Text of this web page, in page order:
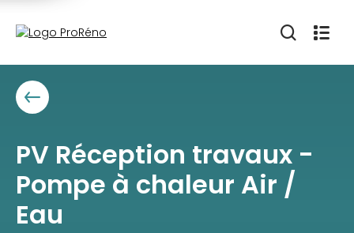
PV Réception travaux -
Pompe à chaleur Air /
Eau